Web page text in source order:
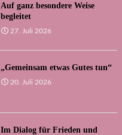
Auf ganz besondere Weise
begleitet
27. Juli 2026
„Gemeinsam etwas Gutes tun“
20. Juli 2026
Im Dialog für Frieden und